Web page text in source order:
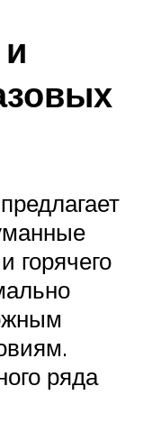
горячего
ряда